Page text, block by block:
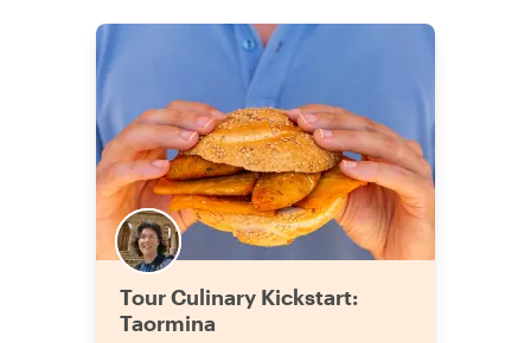
Tour Culinary Kickstart:
Taormina